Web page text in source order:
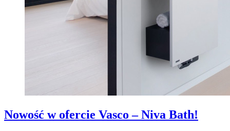
Nowość w ofercie Vasco – Niva Bath!